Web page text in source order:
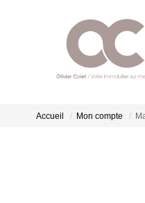
Accueil Mon compte